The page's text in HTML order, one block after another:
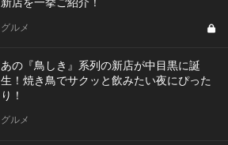
グルメ
あの『鳥しき』系列の新店が中目黒に誕
生！焼き鳥でサクッと飲みたい夜にぴった
り！
グルメ